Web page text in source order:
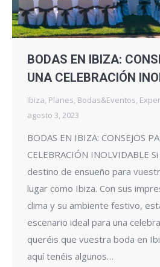
BODAS EN IBIZA:
UNA CELEBRACIÓN
Ibiza Planes Bodas&Eventos
agosto 3, 2023
BODAS EN IBIZA: CONSEJOS
CELEBRACIÓN INOLVIDABLE
destino de ensueño para
lugar como Ibiza. Con sus
clima y su ambiente festivo,
escenario ideal para una
queréis que vuestra boda en
aquí tenéis algunos…